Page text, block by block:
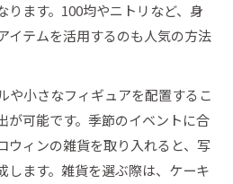
ります。100均やニトリなど、身
イテムを活用するのも人気の方法
や小さなフィギュアを配置するこ
が可能です。季節のイベントに合
ウィンの雑貨を取り入れると、写
します。雑貨を選ぶ際は、ケーキ